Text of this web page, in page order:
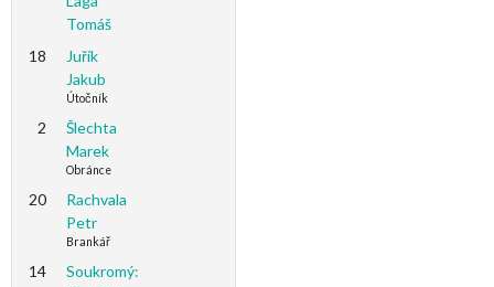
Tomáš
18
Juřík
Jakub
Útočník
2
Šlechta
Marek
Obránce
20
Rachvala
Petr
Brankář
14
Soukromý: